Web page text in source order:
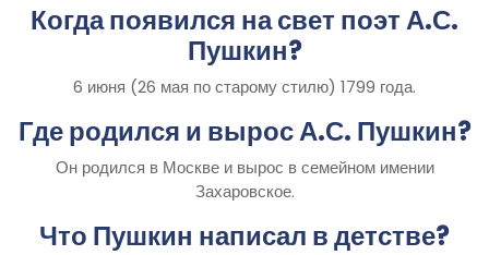
Когда появился на свет поэт А.С.
Пушкин?
6 июня (26 мая по старому стилю) 1799 года.
Где родился и вырос А.С. Пушкин?
Он родился в Москве и вырос в семейном имении
Захаровское.
Что Пушкин написал в детстве?